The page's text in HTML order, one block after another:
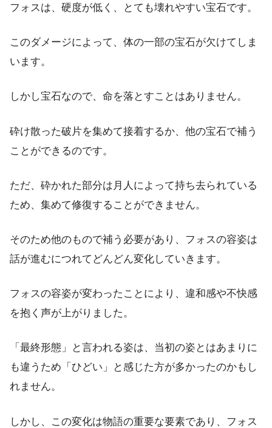
フォスは、硬度が低く、とても壊れやすい宝石です。
このダメージによって、体の一部の宝石が欠けてしま
います。
しかし宝石なので、命を落とすことはありません。
砕け散った破片を集めて接着するか、他の宝石で補う
ことができるのです。
ただ、砕かれた部分は月人によって持ち去られている
ため、集めて修復することができません。
そのため他のもので補う必要があり、フォスの容姿は
話が進むにつれてどんどん変化していきます。
フォスの容姿が変わったことにより、違和感や不快感
を抱く声が上がりました。
「最終形態」と言われる姿は、当初の姿とはあまりに
も違うため「ひどい」と感じた方が多かったのかもし
れません。
しかし、この変化は物語の重要な要素であり、フォス